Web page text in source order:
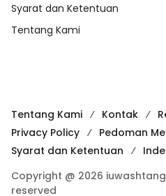
Syarat dan Ketentuan
Tentang Kami
Tentang Kami Kontak
Privacy Policy
Pedoman
Syarat dan Ketentuan
Copyright @ 2026
reserved